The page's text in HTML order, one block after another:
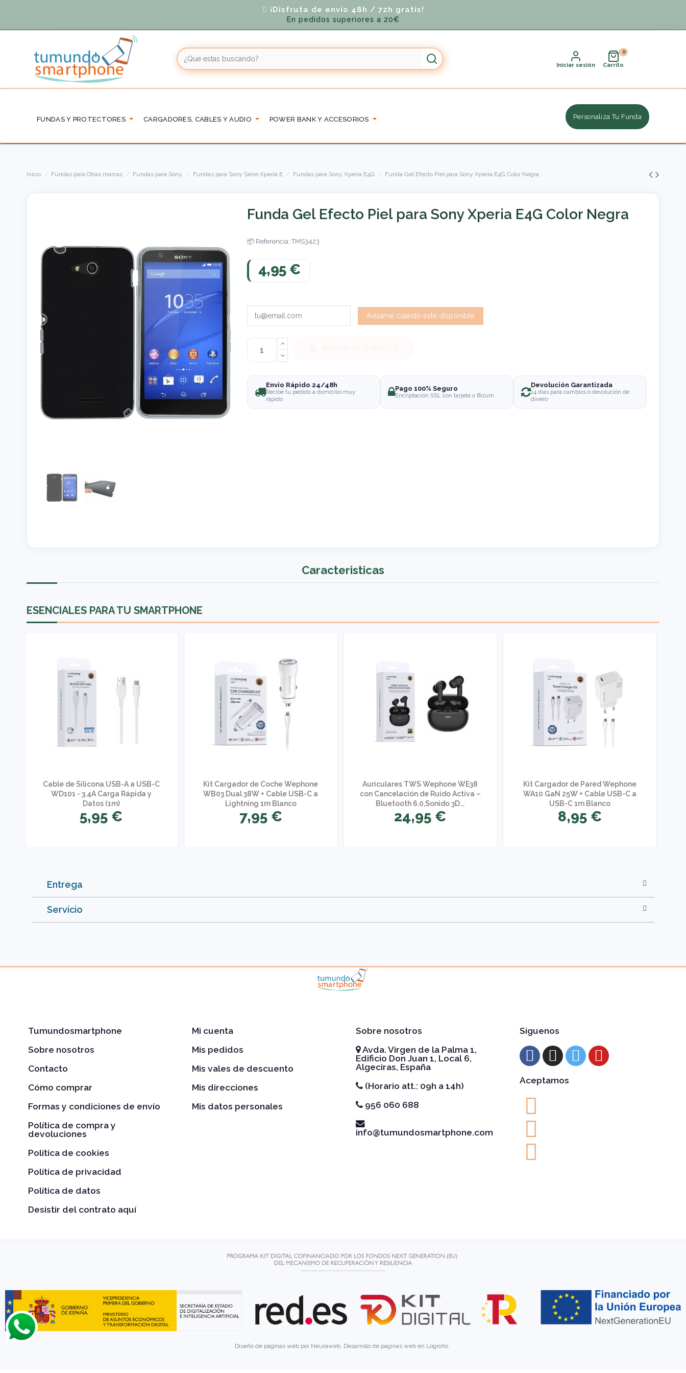
¡Disfruta de envío 48h / 72h gratis!
En pedidos superiores a 20€
Iniciar sesión Carrito
FUNDAS Y PROTECTORES CARGADORES, CABLES Y AUDIO POWER BANK Y ACCESORIOS Personaliza Tu Funda
Inicio Fundas para Otras marcas Fundas para Sony Fundas para Sony Serie Xperia E Fundas para Sony Xperia E4G Funda Gel Efecto Piel para Sony Xperia E4G Color Negra
Funda Gel Efecto Piel para Sony Xperia E4G Color Negra
Referencia: TMS3423
4,95 €
Envío Rápido 24/48h
Recibe tu pedido a domicilio muy
rápido
Pago 100% Seguro
Encriptación SSL con tarjeta o Bizum
Devolución Garantizada
14 días para cambios o devolución de
dinero
Caracteristicas
ESENCIALES PARA TU SMARTPHONE
Cable de Silicona USB-A a USB-C
WD101 - 3.4A Carga Rápida y
Datos (1m)
5,95 €
Kit Cargador de Coche Wephone
WB03 Dual 38W + Cable USB-C a
Lightning 1m Blanco
7,95 €
Auriculares TWS Wephone WE38
con Cancelación de Ruido Activa –
Bluetooth 6.0,Sonido 3D...
24,95 €
Kit Cargador de Pared Wephone
WA10 GaN 25W + Cable USB-C a
USB-C 1m Blanco
8,95 €
Entrega
Servicio
Tumundosmartphone
Sobre nosotros
Contacto
Cómo comprar
Formas y condiciones de envío
Política de compra y
devoluciones
Política de cookies
Política de privacidad
Política de datos
Desistir del contrato aquí
Mi cuenta
Mis pedidos
Mis vales de descuento
Mis direcciones
Mis datos personales
Sobre nosotros
Avda. Virgen de la Palma 1,
Edificio Don Juan 1, Local 6,
Algeciras, España
(Horario att.: 09h a 14h)
956 060 688
info@tumundosmartphone.com
Síguenos
Aceptamos
Diseño de páginas web por Neuraweb. Desarrollo de páginas web en Logroño.